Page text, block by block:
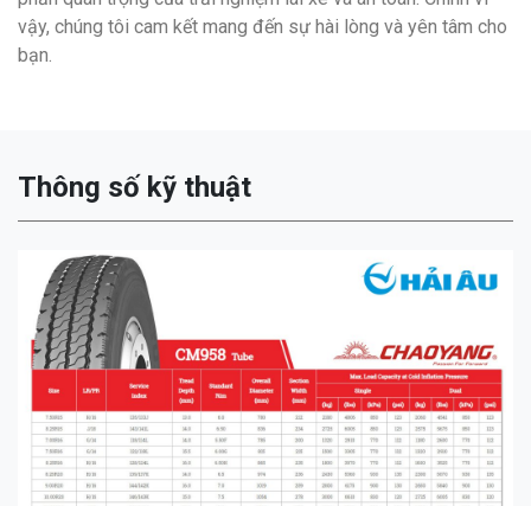
vậy, chúng tôi cam kết mang đến sự hài lòng và yên tâm cho
bạn.
Thông số kỹ thuật